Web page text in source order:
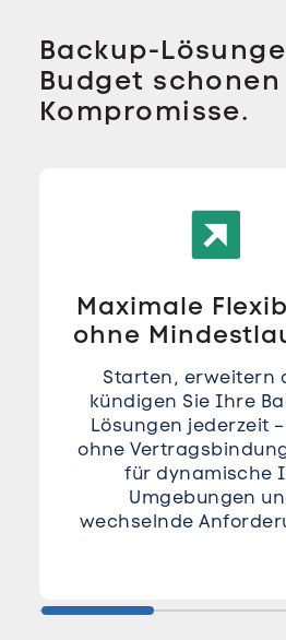
Backup-
Budget
Kompromisse.
Maximale
ohne
Starten, erweitern
kündigen Sie Ihre
Lösungen jederzeit
ohne
für dynamische
Umgebungen
wechselnde